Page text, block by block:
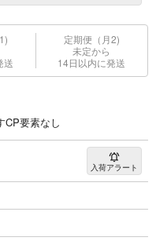
送
定期便（月2)
未定から
14日以内に発送
CP要素なし
入荷アラート